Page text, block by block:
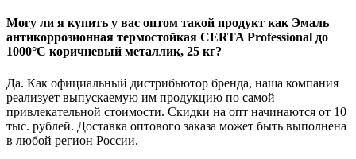
Могу ли я купить у вас оптом такой продукт как Эмаль
антикоррозионная термостойкая CERTA Professional до
1000°С коричневый металлик, 25 кг?
Да. Как официальный дистрибьютор бренда, наша компания
реализует выпускаемую им продукцию по самой
привлекательной стоимости. Скидки на опт начинаются от 10
тыс. рублей. Доставка оптового заказа может быть выполнена
в любой регион России.